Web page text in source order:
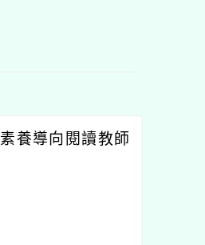
素養導向閱讀教師